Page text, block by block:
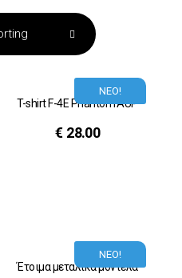
ΝΕΟ!
T-shirt F-4E Phantom AUP
€ 28.00
ΝΕΟ!
Έτοιμα μεταλικά μοντέλα